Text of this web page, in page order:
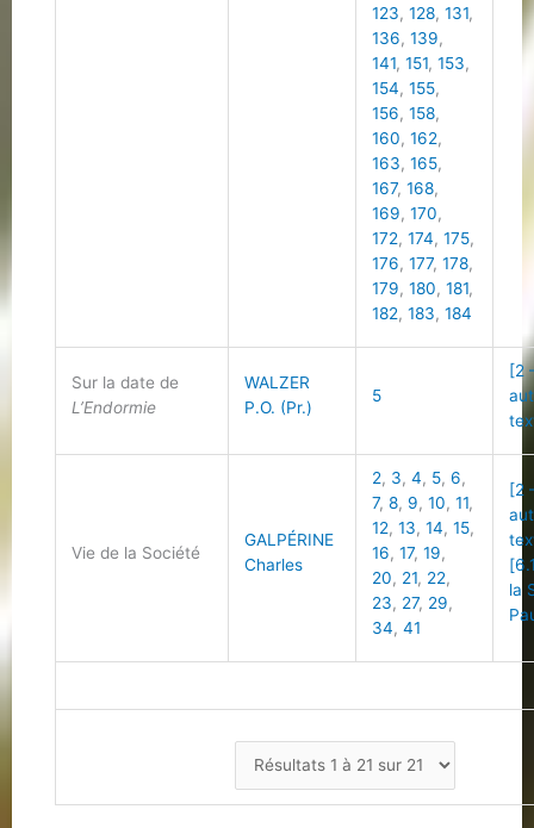
123,128,131,
136,139,
141,151,153,
154,155,
156,158,
160,162,
163,165,
167,168,
169,170,
172,174,175,
176,177,178,
179,180,181,
182,183,184
Sur la date de
L’Endormie
WALZER
P.O. (Pr.)
5
[2
Vie de la Société
GALPÉRINE
Charles
2, 3,4, 5,6,
7,8, 9,10,11,
12,13,14,15,
16,17,19,
20, 21, 22,
23, 27, 29,
34,41
[2
la